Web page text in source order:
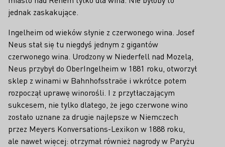
jednak zaskakujące.
Ingelheim od wieków słynie z czerwonego wina. Josef
Neus stał się tu niegdyś jednym z gigantów
czerwonego wina. Urodzony w Niederfell nad Mozelą,
Neus przybył do OberIngelheim w 1881 roku, otworzył
sklep z winami w Bahnhofsstraöe i wkrótce potem
rozpoczął uprawę winorośli. I z przytłaczającym
sukcesem, nie tylko dlatego, że jego czerwone wino
zostało uznane za drugie najlepsze w Niemczech
przez Meyers Konversations-Lexikon w 1888 roku,
ale nawet więcej: otrzymał również nagrody w Paryżu